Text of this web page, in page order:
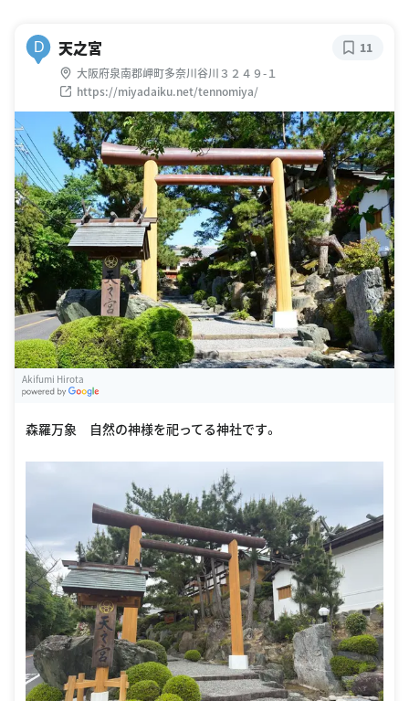
D 天之宮
大阪府泉南郡岬町多奈川谷川３２４９-１
https://miyadaiku.net/tennomiya/
11
Akifumi Hirota
森羅万象 自然の神様を祀ってる神社です。